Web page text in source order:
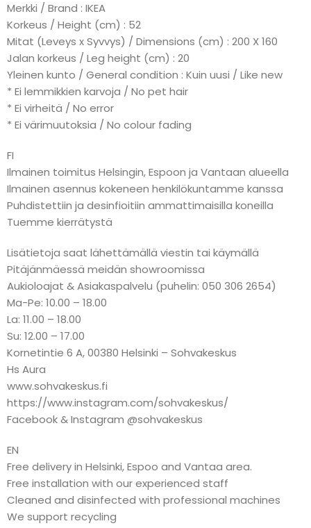
Merkki / Brand : IKEA
Korkeus / Height (cm) : 52
Mitat (Leveys x Syvvys) / Dimensions (cm) : 200 X 160
Jalan korkeus / Leg height (cm) : 20
Yleinen kunto / General condition : Kuin uusi / Like new
* Ei lemmikkien karvoja / No pet hair
* Ei virheitä / No error
* Ei värimuutoksia / No colour fading
FI
Ilmainen toimitus Helsingin, Espoon ja Vantaan alueella
Ilmainen asennus kokeneen henkilökuntamme kanssa
Puhdistettiin ja desinfioitiin ammattimaisilla koneilla
Tuemme kierrätystä
Lisätietoja saat lähettämällä viestin tai käymällä
Pitäjänmäessä meidän showroomissa
Aukioloajat & Asiakaspalvelu (puhelin: 050 306 2654)
Ma-Pe: 10.00 – 18.00
La: 11.00 – 18.00
Su: 12.00 – 17.00
Kornetintie 6 A, 00380 Helsinki – Sohvakeskus
Hs Aura
www.sohvakeskus.fi
https://www.instagram.com/sohvakeskus/
Facebook & Instagram @sohvakeskus
EN
Free delivery in Helsinki, Espoo and Vantaa area.
Free installation with our experienced staff
Cleaned and disinfected with professional machines
We support recycling